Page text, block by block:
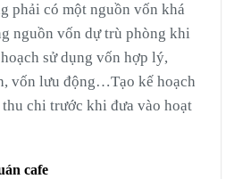
phải có một nguồn vốn khá
nguồn vốn dự trù phòng khi
sử dụng vốn hợp lý,
vốn lưu động…Tạo kế hoạch
chi trước khi đưa vào hoạt
cafe